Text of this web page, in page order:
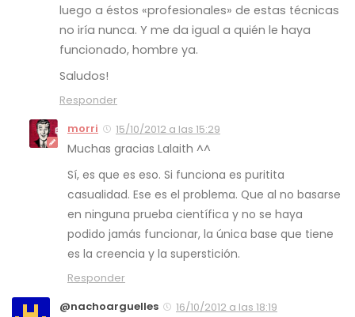
luego a éstos «profesionales» de estas técnicas
no iría nunca. Y me da igual a quién le haya
funcionado, hombre ya.
Saludos!
Responder
morri
15/10/2012 a las 15:29
Muchas gracias Lalaith ^^
Sí, es que es eso. Si funciona es puritita
casualidad. Ese es el problema. Que al no basarse
en ninguna prueba científica y no se haya
podido jamás funcionar, la única base que tiene
es la creencia y la superstición.
Responder
@nachoarguelles
16/10/2012 a las 18:19